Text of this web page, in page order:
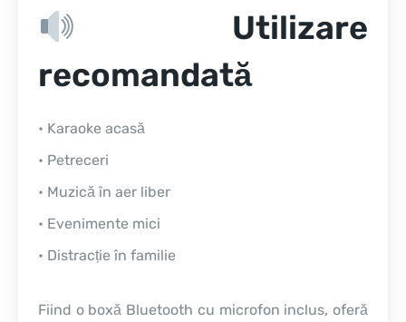
Utilizare
recomandată
• Karaoke acasă
• Petreceri
• Muzică în aer liber
• Evenimente mici
• Distracție în familie
Fiind o boxă Bluetooth cu microfon inclus, oferă